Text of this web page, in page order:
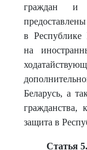
граждан и
в Республике
на
Беларусь, а
гражданства,
защита в
Статья